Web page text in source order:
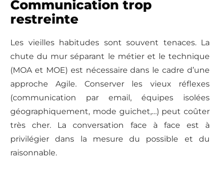
Communication trop
restreinte
Les vieilles habitudes sont souvent tenaces. La
chute du mur séparant le métier et le technique
(MOA et MOE) est nécessaire dans le cadre d’une
approche Agile. Conserver les vieux réflexes
(communication par email, équipes isolées
géographiquement, mode guichet,…) peut coûter
très cher. La conversation face à face est à
privilégier dans la mesure du possible et du
raisonnable.